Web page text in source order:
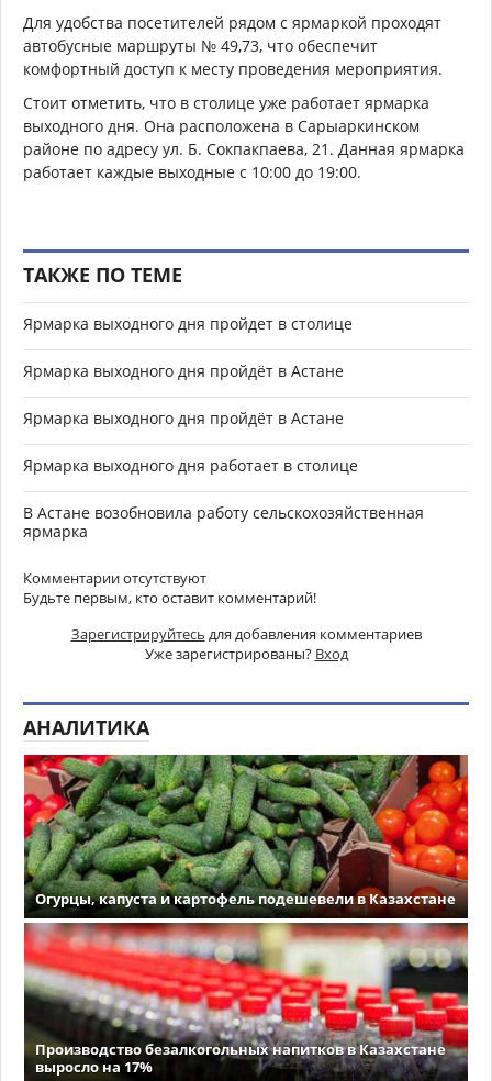
Для удобства посетителей рядом с ярмаркой проходят
автобусные маршруты № 49,73, что обеспечит
комфортный доступ к месту проведения мероприятия.
Стоит отметить, что в столице уже работает ярмарка
выходного дня. Она расположена в Сарыаркинском
районе по адресу ул. Б. Сокпакпаева, 21. Данная ярмарка
работает каждые выходные с 10:00 до 19:00.
ТАКЖЕ ПО ТЕМЕ
Ярмарка выходного дня пройдет в столице
Ярмарка выходного дня пройдёт в Астане
Ярмарка выходного дня пройдёт в Астане
Ярмарка выходного дня работает в столице
В Астане возобновила работу сельскохозяйственная
ярмарка
Комментарии отсутствуют
Будьте первым, кто оставит комментарий!
Зарегистрируйтесь для добавления комментариев
Уже зарегистрированы? Вход
АНАЛИТИКА
Огурцы, капуста и картофель подешевели в Казахстане
Производство безалкогольных напитков в Казахстане
выросло на 17%